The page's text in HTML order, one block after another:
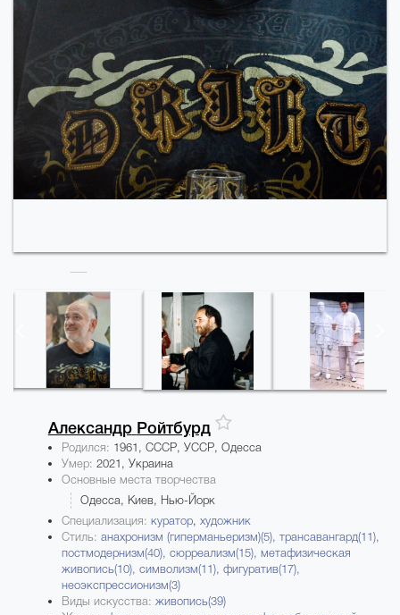
Александр Ройтбурд
Родился: 1961, СССР, УССР, Одесса
Умер: 2021, Украина
Основные места творчества
Одесса, Киев, Нью-Йорк
Специализация: куратор, художник
Стиль: анахронизм (гиперманьеризм)(5), трансавангард(11),
постмодернизм(40), сюрреализм(15), метафизическая
живопись(10), символизм(11), фигуратив(17),
неоэкспрессионизм(3)
Виды искусства: живопись(39)